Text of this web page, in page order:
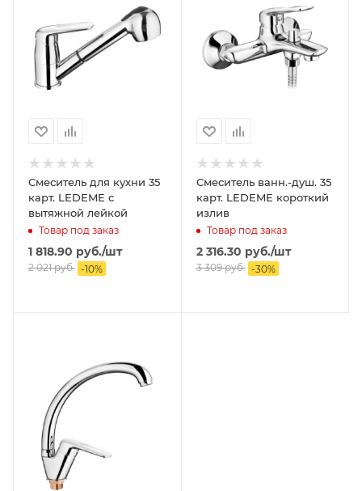
Смеситель для кухни 35
карт. LEDEME с
вытяжной лейкой
Товар под заказ
1 818.90 руб./шт
2 021руб. -10%
Смеситель ванн.-душ. 35
карт. LEDEME короткий
излив
Товар под заказ
2 316.30 руб./шт
3 309руб. -30%